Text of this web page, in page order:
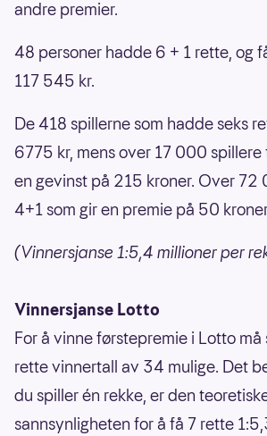
andre premier.
48 personer hadde 6 + 1 rette, og
117 545 kr.
De 418 spillerne som hadde seks
6775 kr, mens over 17 000
en gevinst på 215 kroner. Over 72
4+1 som gir en premie på 50
(Vinnersjanse 1:5,4 millioner per
Vinnersjanse Lotto
For å vinne førstepremie i Lotto må
rette vinnertall av 34 mulige. Det
du spiller én rekke, er den
sannsynligheten for å få 7 rette